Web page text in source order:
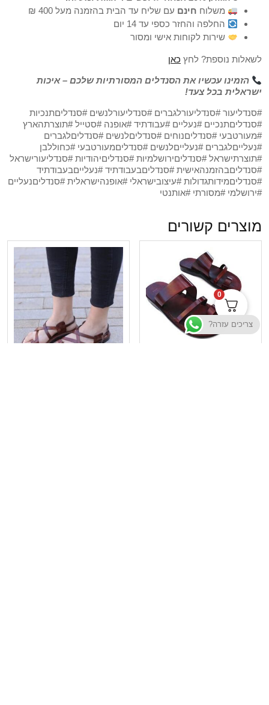
משלוח חינם עם שליח עד הבית בהזמנה מעל 400 ₪
החלפה והחזר כספי עד 14 יום
שירות לקוחות אישי ומסור
לשאלות נוספת? לחץ כאן
הזמינו עכשיו את הסנדלים המסורתיות שלכם – איכות
ישראלית בכל צעד!
#סנדליעור #סנדליעורלגברים #סנדליעורלנשים #סנדליםתנכיות
#סנדליםתנכיים #נעליים #עבודתיד #אופנה #סטייל #תוצרתהארץ
#מעורטבעי #סנדליםנוחים #סנדליםלנשים #סנדליםלגברים
#נעלייםלגברים #נעלייםלנשים #סנדליםמעורטבעי #כחוללבן
#תוצרתישראל #סנדליםירושלמיות #סנדליםיהודיות #סנדליעורישראל
#סנדליםבהזמנהאישית #סנדליםבעבודתיד #נעלייםבעבודתיד
#סנדליםמידותגדולות #עיצובישראלי #אופנהישראלית #סנדליםנעליים
#ירושלמי #מסורתי #אותנטי
מוצרים קשורים
צריכים עזרה?
0